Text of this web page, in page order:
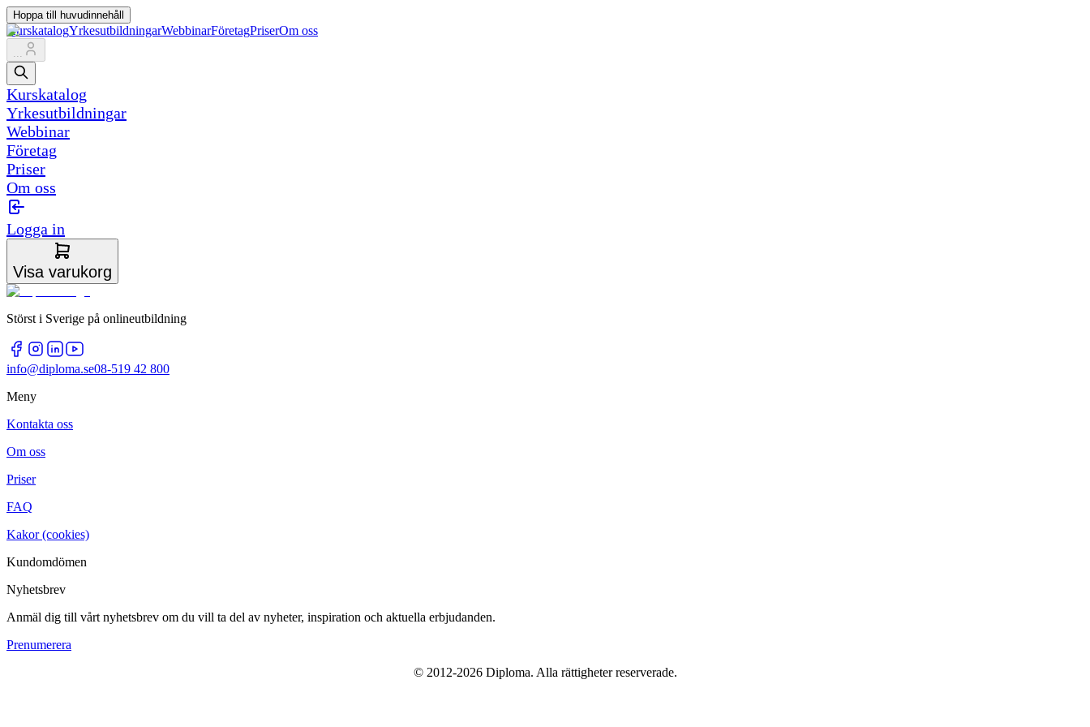
Hoppa till huvudinnehåll
KurskatalogYrkesutbildningarWebbinarFöretagPriserOm oss
...
Kurskatalog
Yrkesutbildningar
Webbinar
Företag
Priser
Om oss
Logga in
Visa varukorg
Störst i Sverige på onlineutbildning
info@diploma.se08-519 42 800
Meny
Kontakta oss
Om oss
Priser
FAQ
Kakor (cookies)
Kundomdömen
Nyhetsbrev
Anmäl dig till vårt nyhetsbrev om du vill ta del av nyheter, inspiration och aktuella erbjudanden.
Prenumerera
© 2012-2026 Diploma. Alla rättigheter reserverade.